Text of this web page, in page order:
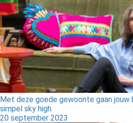
Met deze goede gewoonte gaan jouw
simpel sky high
20 september 2023